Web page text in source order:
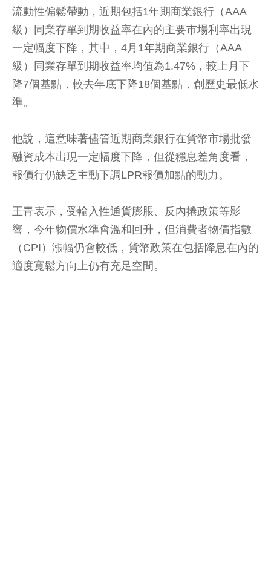
流動性偏鬆帶動，近期包括1年期商業銀行（AAA
級）同業存單到期收益率在內的主要市場利率出現
一定幅度下降，其中，4月1年期商業銀行（AAA
級）同業存單到期收益率均值為1.47%，較上月下
降7個基點，較去年底下降18個基點，創歷史最低水
準。
他說，這意味著儘管近期商業銀行在貨幣市場批發
融資成本出現一定幅度下降，但從穩息差角度看，
報價行仍缺乏主動下調LPR報價加點的動力。
王青表示，受輸入性通貨膨脹、反內捲政策等影
響，今年物價水準會溫和回升，但消費者物價指數
（CPI）漲幅仍會較低，貨幣政策在包括降息在內的
適度寬鬆方向上仍有充足空間。